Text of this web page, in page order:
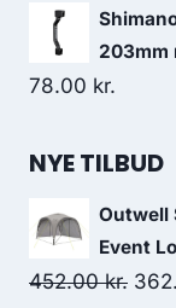
203mm
78.00 kr.
NYE TILBUD
Outwell
Event
452.00kr.